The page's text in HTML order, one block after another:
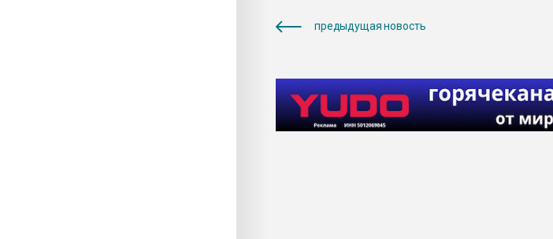
предыдущая новость